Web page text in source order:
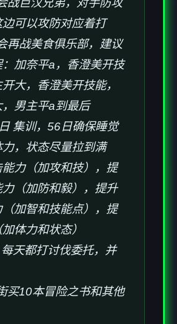
战巨汉兄弟，对手防攻
边可以攻防对应着打
再战美食俱乐部，建议
：加奈平a，香澄美开技
大，香澄美开技能，
，男主平a到最后
集训，56日确保睡觉
力，状态尽量拉到满
能力（加攻和技），提
力（加防和毅），提升
（加智和技能点），提
体力和状态）
天都打讨伐委托，并
买10本冒险之书和其他